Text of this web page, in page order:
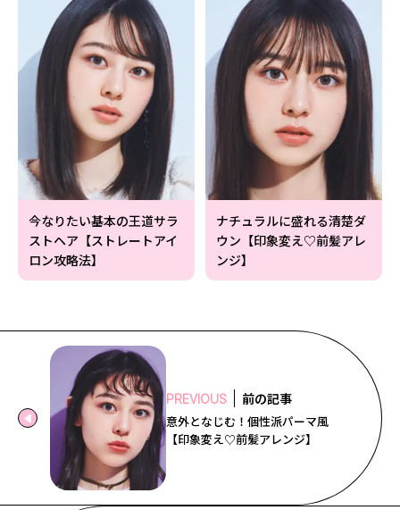
今なりたい基本の王道サラ
ストヘア【ストレートアイ
ロン攻略法】
ナチュラルに盛れる清楚ダ
ウン【印象変え♡前髪アレ
ンジ】
PREVIOUS 前の記事
意外となじむ！個性派パーマ風
【印象変え♡前髪アレンジ】